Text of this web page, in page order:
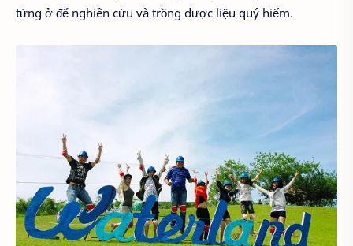
từng ở để nghiên cứu và trồng dược liệu quý hiếm.